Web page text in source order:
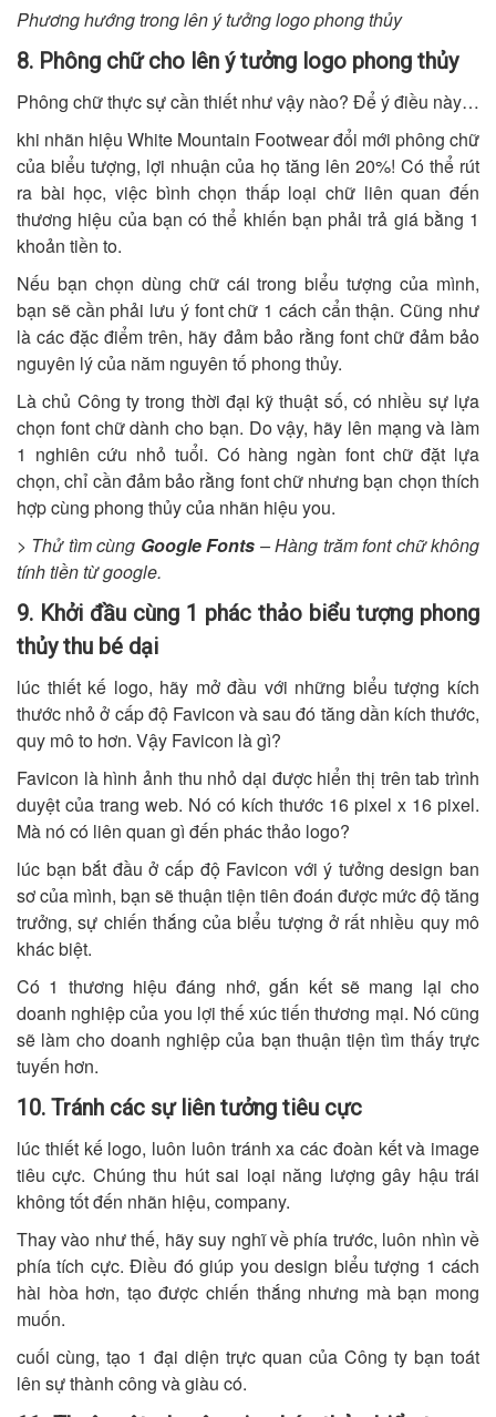
Phương hướng trong lên ý tưởng logo phong thủy
8. Phông chữ cho lên ý tưởng logo phong thủy
Phông chữ thực sự cần thiết như vậy nào? Để ý điều này…
khi nhãn hiệu White Mountain Footwear đổi mới phông chữ
của biểu tượng, lợi nhuận của họ tăng lên 20%! Có thể rút
ra bài học, việc bình chọn thấp loại chữ liên quan đến
thương hiệu của bạn có thể khiến bạn phải trả giá bằng 1
khoản tiền to.
Nếu bạn chọn dùng chữ cái trong biểu tượng của mình,
bạn sẽ cần phải lưu ý font chữ 1 cách cẩn thận. Cũng như
là các đặc điểm trên, hãy đảm bảo rằng font chữ đảm bảo
nguyên lý của năm nguyên tố phong thủy.
Là chủ Công ty trong thời đại kỹ thuật số, có nhiều sự lựa
chọn font chữ dành cho bạn. Do vậy, hãy lên mạng và làm
1 nghiên cứu nhỏ tuổi. Có hàng ngàn font chữ đặt lựa
chọn, chỉ cần đảm bảo rằng font chữ nhưng bạn chọn thích
hợp cùng phong thủy của nhãn hiệu you.
> Thử tìm cùng Google Fonts – Hàng trăm font chữ không
tính tiền từ google.
9. Khởi đầu cùng 1 phác thảo biểu tượng phong
thủy thu bé dại
lúc thiết kế logo, hãy mở đầu với những biểu tượng kích
thước nhỏ ở cấp độ Favicon và sau đó tăng dần kích thước,
quy mô to hơn. Vậy Favicon là gì?
Favicon là hình ảnh thu nhỏ dại được hiển thị trên tab trình
duyệt của trang web. Nó có kích thước 16 pixel x 16 pixel.
Mà nó có liên quan gì đến phác thảo logo?
lúc bạn bắt đầu ở cấp độ Favicon với ý tưởng design ban
sơ của mình, bạn sẽ thuận tiện tiên đoán được mức độ tăng
trưởng, sự chiến thắng của biểu tượng ở rất nhiều quy mô
khác biệt.
Có 1 thương hiệu đáng nhớ, gắn kết sẽ mang lại cho
doanh nghiệp của you lợi thế xúc tiến thương mại. Nó cũng
sẽ làm cho doanh nghiệp của bạn thuận tiện tìm thấy trực
tuyến hơn.
10. Tránh các sự liên tưởng tiêu cực
lúc thiết kế logo, luôn luôn tránh xa các đoàn kết và image
tiêu cực. Chúng thu hút sai loại năng lượng gây hậu trái
không tốt đến nhãn hiệu, company.
Thay vào như thế, hãy suy nghĩ về phía trước, luôn nhìn về
phía tích cực. Điều đó giúp you design biểu tượng 1 cách
hài hòa hơn, tạo được chiến thắng nhưng mà bạn mong
muốn.
cuối cùng, tạo 1 đại diện trực quan của Công ty bạn toát
lên sự thành công và giàu có.